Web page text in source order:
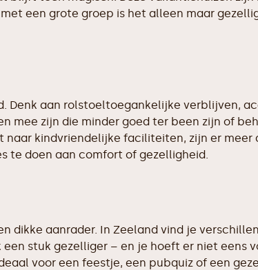
een grote groep is het alleen maar
Denk aan rolstoeltoegankelijke verblijven,
mee zijn die minder goed ter been zijn of
kindvriendelijke faciliteiten, zijn er meer
te doen aan comfort of gezelligheid.
dikke aanrader. In Zeeland vind je
stuk gezelliger – en je hoeft er niet eens
voor een feestje, een pubquiz of een